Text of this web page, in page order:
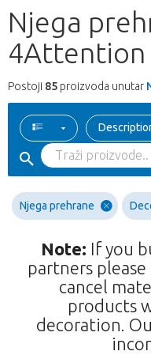
Njega
4Attention
Postoji 85 proizvoda unutar
Njega prehrane
Note: If you
partners
cancel
products
decoration.